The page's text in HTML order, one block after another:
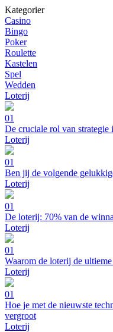
Kategorier
Casino
Bingo
Poker
Roulette
Kastelen
Spel
Wedden
Loterij
01
De cruciale rol van strategie
Loterij
01
Ben jij de volgende
Loterij
01
De loterij: 70% van de
Loterij
01
Waarom de loterij de
Loterij
01
Hoe je met de nieuwste
vergroot
Loterij